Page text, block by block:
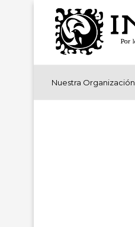
Nuestra Organización